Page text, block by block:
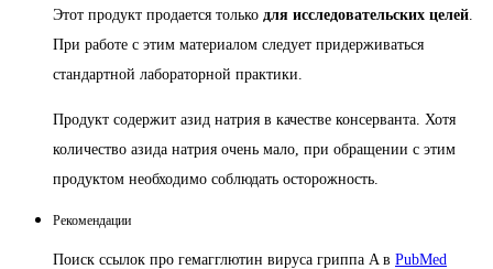
Этот продукт продается только для исследовательских целей
При работе с этим материалом следует придерживаться
стандартной лабораторной практики.
Продукт содержит азид натрия в качестве консерванта. Хотя
количество азида натрия очень мало, при обращении с этим
продуктом необходимо соблюдать осторожность.
Рекомендации
Поиск ссылок про гемагглютин вируса гриппа A в PubMed